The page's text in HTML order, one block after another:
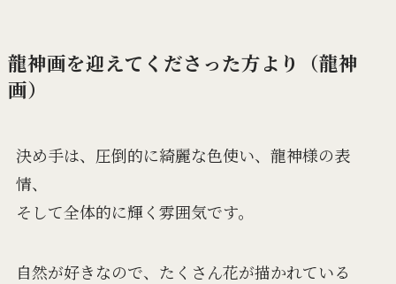
龍神画を迎えてくださった方より（龍神
画）
決め手は、圧倒的に綺麗な色使い、龍神様の表
情、
そして全体的に輝く雰囲気です。
自然が好きなので、たくさん花が描かれている